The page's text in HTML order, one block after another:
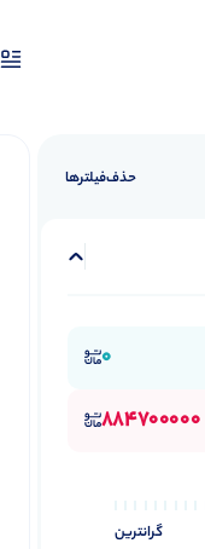
حذف‌فیلتر‌ها
0
884700000
گرانترین